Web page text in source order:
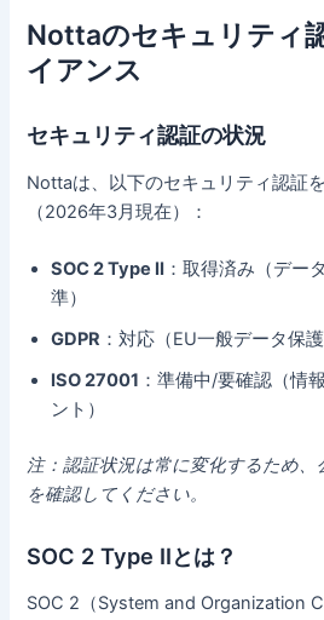
Nottaのセキュリティ
イアンス
セキュリティ認証の状況
Nottaは、以下のセキュリティ認証
（2026年3月現在）：
SOC 2 Type II ：取得済み（デー
準）
GDPR ：対応（EU一般データ保護
ISO 27001 ：準備中/要確認（情
ント）
注：認証状況は常に変化するため
を確認してください。
SOC 2 Type IIとは？
SOC 2（System and Organization